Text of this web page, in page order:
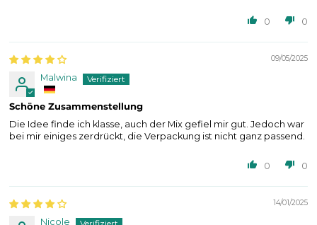
0 0
09/05/2025
Malwina
Schöne Zusammenstellung
Die Idee finde ich klasse, auch der Mix gefiel mir gut. Jedoch war
bei mir einiges zerdrückt, die Verpackung ist nicht ganz passend.
0 0
14/01/2025
Nicole